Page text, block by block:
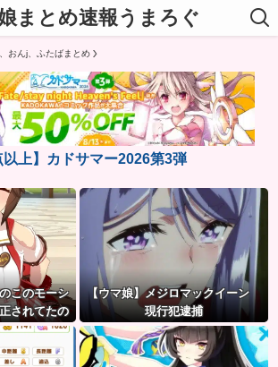
まとめ速報うまろぐ
おんj、ふたばまとめ
以上】カドサマー2026第3弾
このモーシ
されてたの
【ウマ娘】メジロマックイーン
現行犯逮捕